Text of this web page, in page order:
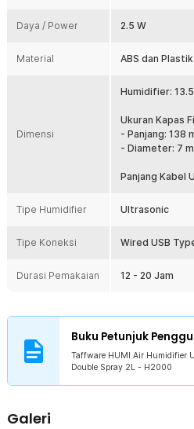
Double Spray 2L - H2000
1 x Panduan Penggunaan
Daya / Power 2.5 W
Material ABS dan Plastik
Dimensi
Humidifier:
Ukuran Kapas
- Panjang: 138
- Diameter: 7
Panjang Kabel
Tipe Humidifier Ultrasonic
Tipe Koneksi Wired USB
Durasi Pemakaian 12 - 20 Jam
Buku Petunjuk
Taffware HUMI Air Humidifier
Double Spray 2L - H2000
Galeri